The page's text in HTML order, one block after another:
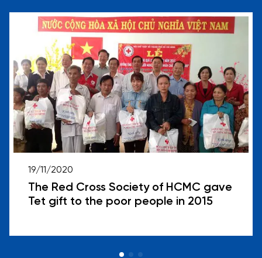
19/11/2020
The Red Cross Society of HCMC gave
Tet gift to the poor people in 2015